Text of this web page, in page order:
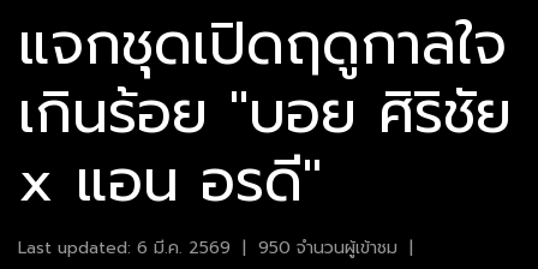
แจกชุดเปิดฤดูกาลใจ
เกินร้อย "บอย ศิริชัย
x แอน อรดี"
Last updated: 6 มี.ค. 2569 | 950 จำนวนผู้เข้าชม |